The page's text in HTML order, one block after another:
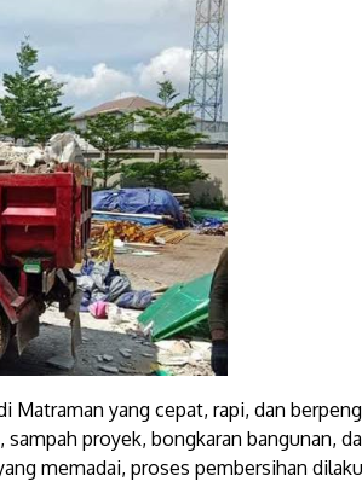
Matraman yang cepat, rapi, dan
proyek, bongkaran bangunan,
memadai, proses pembersihan